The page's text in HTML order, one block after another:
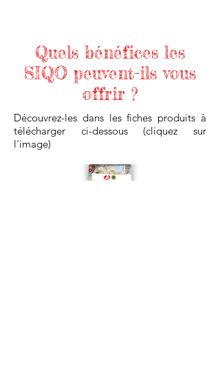
Quels bénéfices les
SIQO peuvent-ils vous
offrir ?
Découvrez-les dans les fiches produits à
télécharger ci-dessous (cliquez sur
l'image)